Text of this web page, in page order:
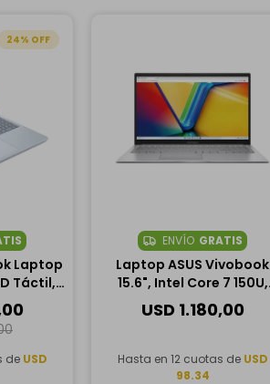
24
Laptop
Táctil,
288V,
de USD
ENVÍO GRATIS
Laptop ASUS Vivobook
15.6", Intel Core 7 150U,
16GB RAM, 1TB SSD
USD 1.180,00
Hasta en 12 cuotas de USD
98.34